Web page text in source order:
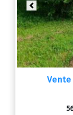
Previous
Vente